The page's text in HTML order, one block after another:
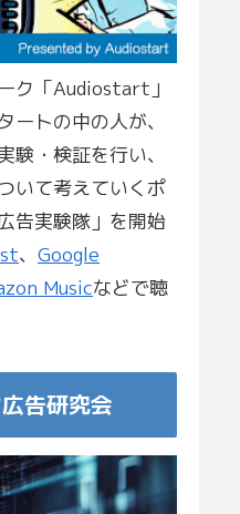
ク「Audiostart」
ートの中の人が、
験・検証を行い、
いて考えていくポ
告実験隊」を開始
、 Google
Musicなどで聴
告研究会